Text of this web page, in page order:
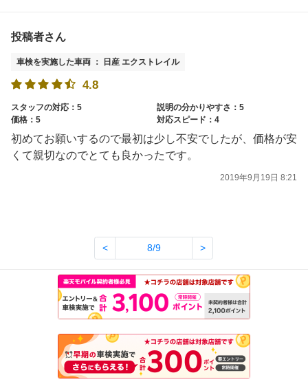
投稿者さん
車検を実施した車両 ： 日産 エクストレイル
4.8
スタッフの対応：5
説明の分かりやすさ：5
価格：5
対応スピード：4
初めてお願いするので最初は少し不安でしたが、価格が安
くて親切なのでとても良かったです。
2019年9月19日 8:21
< 8/9 >